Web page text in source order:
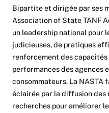
Bipartite et dirigée par ses
Association of State TANF
un leadership national pour
judicieuses, de pratiques
renforcement des
performances des agences
consommateurs. La NASTA
éclairée par la diffusion des
recherches pour améliorer